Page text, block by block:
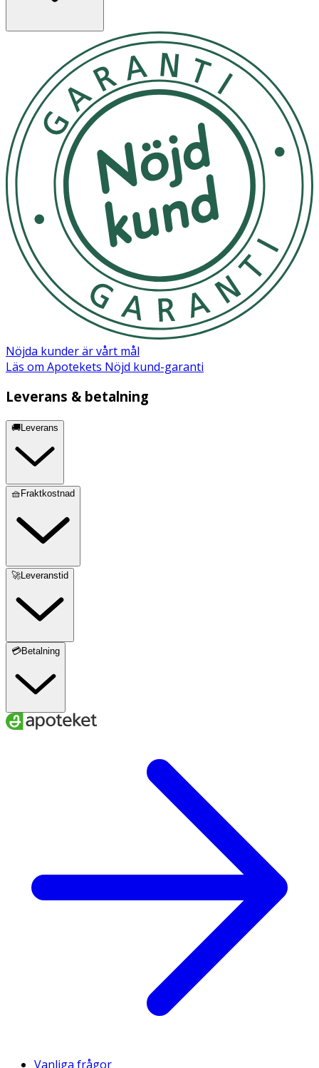
Nöjda kunder är vårt mål
Läs om Apotekets Nöjd kund-garanti
Leverans & betalning
🚚Leverans
🧺Fraktkostnad
🚀Leveranstid
💳Betalning
Vanliga frågor